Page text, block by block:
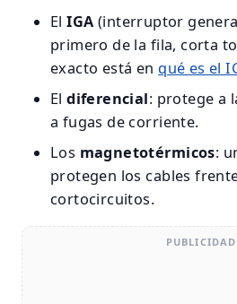
ElIGA (interruptor
primero de la fila, corta
exacto está en qué es el
Eldiferencial: protege a
a fugas de corriente.
Los magnetotérmicos:
protegen los cables
cortocircuitos.
PUBLICIDAD